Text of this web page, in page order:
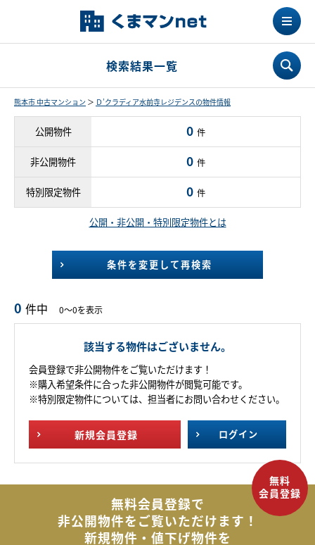
検索結果一覧
熊本市 中古マンション ＞ Ｄ’クラディア水前寺レジデンスの物件情報
公開物件 0 件
非公開物件 0 件
特別限定物件 0 件
公開・非公開・特別限定物件とは
条件を変更して再検索
0 件中 0～0を表示
該当する物件はございません。
会員登録で非公開物件をご覧いただけます！
※購入希望条件に合った非公開物件が閲覧可能です。
※特別限定物件については、担当者にお問い合わせください。
新規会員登録 ログイン
無料会員登録で
非公開物件をご覧いただけます！
新規物件・値下げ物件を